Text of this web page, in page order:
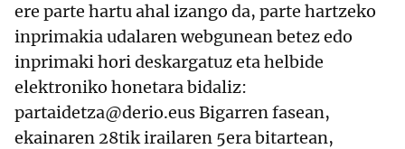
ere parte hartu ahal izango da, parte hartzeko
inprimakia udalaren webgunean betez edo
inprimaki hori deskargatuz eta helbide
elektroniko honetara bidaliz:
partaidetza@derio.eus Bigarren fasean,
ekainaren 28tik irailaren 5era bitartean,